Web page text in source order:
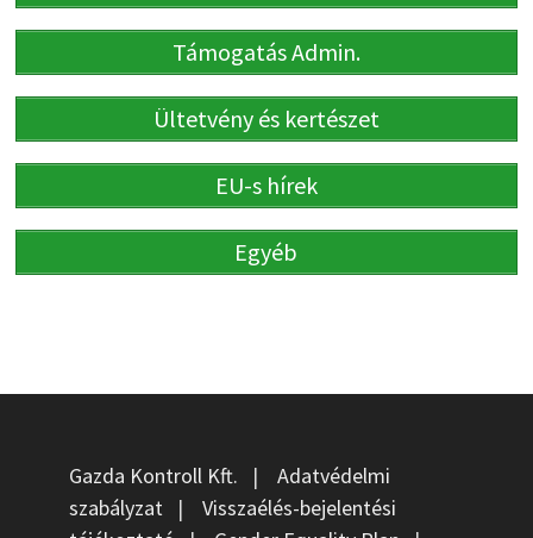
Támogatás Admin.
Ültetvény és kertészet
EU-s hírek
Egyéb
Gazda Kontroll Kft. | Adatvédelmi
szabályzat| Visszaélés-bejelentési